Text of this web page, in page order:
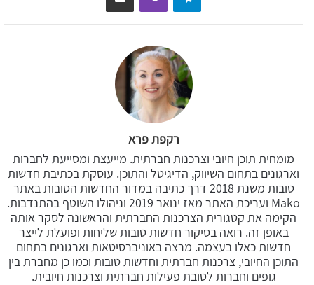
רקפת פרא
מומחית תוכן חיובי וצרכנות חברתית. מייעצת ומסייעת לחברות
וארגונים בתחום השיווק, הדיגיטל והתוכן. עוסקת בכתיבת חדשות
טובות משנת 2018 דרך כתיבה במדור החדשות הטובות באתר
Mako ועריכת האתר מאז ינואר 2019 וניהולו השוטף בהתנדבות.
הקימה את קטגורית הצרכנות החברתית והראשונה לסקר אותה
באופן זה. רואה בסיקור חדשות טובות שליחות ופועלת לייצר
חדשות כאלו בעצמה. מרצה באוניברסיטאות וארגונים בתחום
התוכן החיובי, צרכנות חברתית וחדשות טובות וכמו כן מחברת בין
גופים וחברות לטובת פעילות חברתית וצרכנות חיובית.